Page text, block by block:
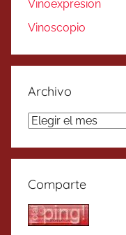
Vinoexpresion
Vinoscopio
Archivo
Archivo
Comparte